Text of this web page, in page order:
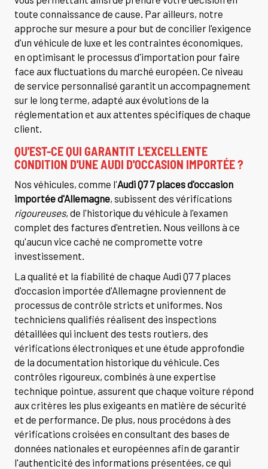
toute connaissance de cause. Par ailleurs, notre
approche sur mesure a pour but de concilier l'exigence
d'un véhicule de luxe et les contraintes économiques,
en optimisant le processus d'importation pour faire
face aux fluctuations du marché européen. Ce niveau
de service personnalisé garantit un accompagnement
sur le long terme, adapté aux évolutions de la
réglementation et aux attentes spécifiques de chaque
client.
QU'EST-CE QUI GARANTIT L'EXCELLENTE
CONDITION D'UNE AUDI D'OCCASION IMPORTÉE ?
Nos véhicules, comme l'Audi Q7 7 places d'occasion
importée d'Allemagne, subissent des vérifications
rigoureuses, de l'historique du véhicule à l'examen
complet des factures d'entretien. Nous veillons à ce
qu'aucun vice caché ne compromette votre
investissement.
La qualité et la fiabilité de chaque Audi Q7 7 places
d'occasion importée d'Allemagne proviennent de
processus de contrôle stricts et uniformes. Nos
techniciens qualifiés réalisent des inspections
détaillées qui incluent des tests routiers, des
vérifications électroniques et une étude approfondie
de la documentation historique du véhicule. Ces
contrôles rigoureux, combinés à une expertise
technique pointue, assurent que chaque voiture répond
aux critères les plus exigeants en matière de sécurité
et de performance. De plus, nous procédons à des
vérifications croisées en consultant des bases de
données nationales et européennes afin de garantir
l'authenticité des informations présentées, ce qui